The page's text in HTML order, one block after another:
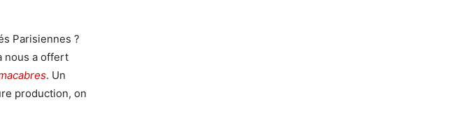
Parisiennes ?
nous a offert
. Un
production, on